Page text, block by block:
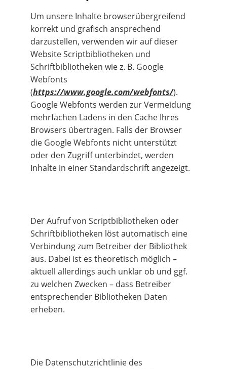
Um unsere Inhalte browserübergreifend
korrekt und grafisch ansprechend
darzustellen, verwenden wir auf dieser
Website Scriptbibliotheken und
Schriftbibliotheken wie z. B. Google
Webfonts
(https://www.google.com/webfonts/).
Google Webfonts werden zur Vermeidung
mehrfachen Ladens in den Cache Ihres
Browsers übertragen. Falls der Browser
die Google Webfonts nicht unterstützt
oder den Zugriff unterbindet, werden
Inhalte in einer Standardschrift angezeigt.
Der Aufruf von Scriptbibliotheken oder
Schriftbibliotheken löst automatisch eine
Verbindung zum Betreiber der Bibliothek
aus. Dabei ist es theoretisch möglich –
aktuell allerdings auch unklar ob und ggf.
zu welchen Zwecken – dass Betreiber
entsprechender Bibliotheken Daten
erheben.
Die Datenschutzrichtlinie des